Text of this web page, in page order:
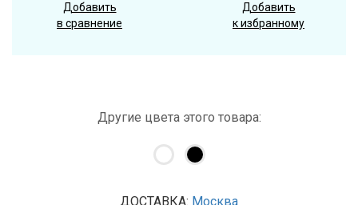
Добавить
в сравнение
Добавить
к избранному
Другие цвета этого товара:
ДОСТАВКА: Москва